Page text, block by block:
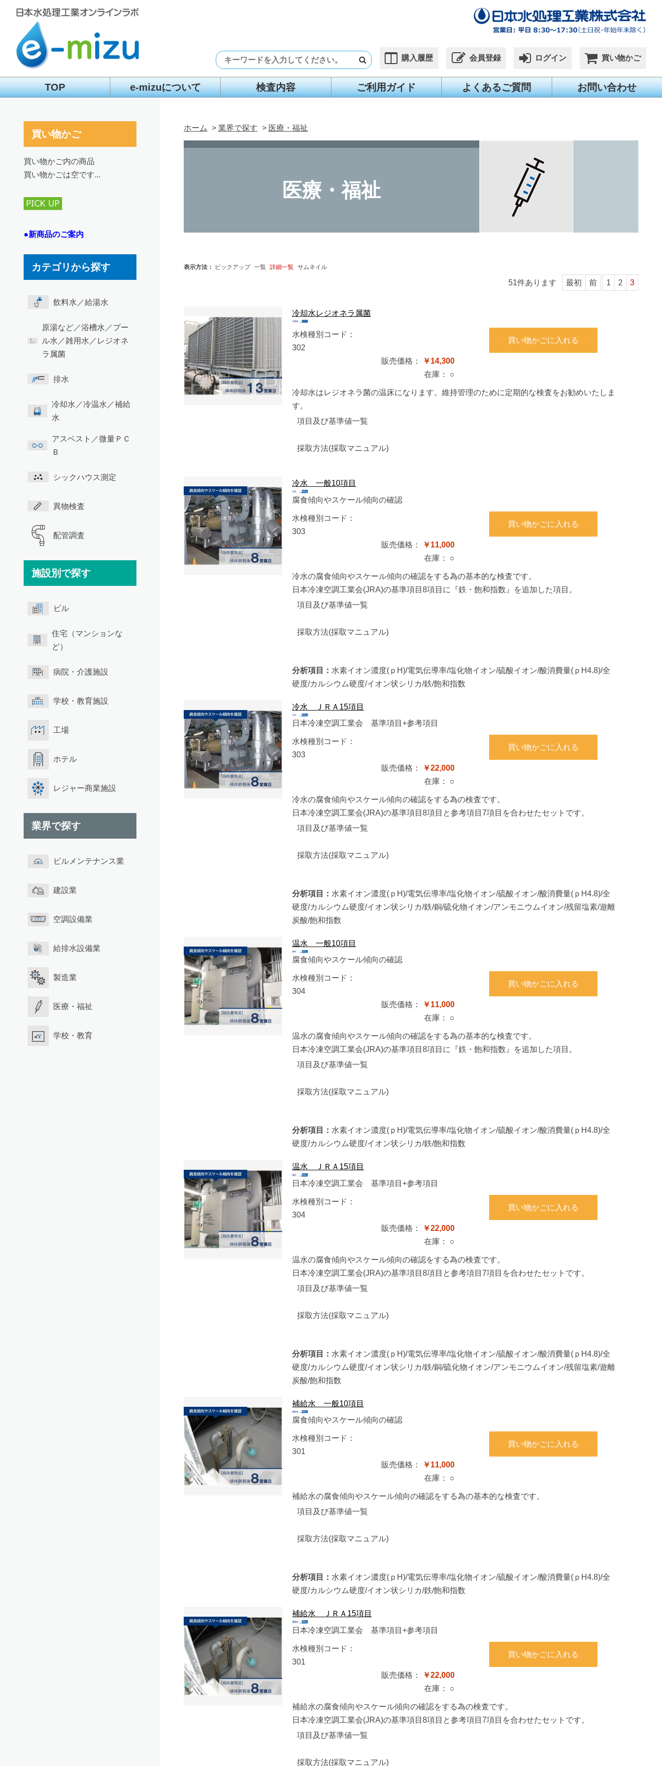
購入履歴 会員登録 ログイン 買い物かご
TOP e-mizuについて 検査内容 ご利用ガイド よくあるご質問 お問い合わせ
買い物かご
買い物かご内の商品
買い物かごは空です...
●新商品のご案内
カテゴリから探す
飲料水／給湯水
原湯など／浴槽水／プー
ル水／雑用水／レジオネ
ラ属菌
排水
冷却水／冷温水／補給
水
アスベスト／微量ＰＣ
Ｂ
シックハウス測定
異物検査
配管調査
施設別で探す
ビル
住宅（マンションな
ど）
病院・介護施設
学校・教育施設
工場
ホテル
レジャー商業施設
業界で探す
ビルメンテナンス業
建設業
空調設備業
給排水設備業
製造業
医療・福祉
学校・教育
ホーム > 業界で探す > 医療・福祉
医療・福祉
表示方法： ピックアップ 一覧 詳細一覧 サムネイル
51件あります 最初 前 1 2 3
冷却水レジオネラ属菌
水検種別コード：
302
販売価格：
￥14,300
在庫：
○
買い物かごに入れる
冷却水はレジオネラ菌の温床になります。維持管理のために定期的な検査をお勧めいたしま
す。
項目及び基準値一覧
採取方法(採取マニュアル)
冷水 一般10項目
腐食傾向やスケール傾向の確認
水検種別コード：
303
販売価格：
￥11,000
在庫：
○
買い物かごに入れる
冷水の腐食傾向やスケール傾向の確認をする為の基本的な検査です。
日本冷凍空調工業会(JRA)の基準項目8項目に『鉄・飽和指数』を追加した項目。
項目及び基準値一覧
採取方法(採取マニュアル)
分析項目： 水素イオン濃度(ｐH)/電気伝導率/塩化物イオン/硫酸イオン/酸消費量(ｐH4.8)/全
硬度/カルシウム硬度/イオン状シリカ/鉄/飽和指数
冷水 ＪＲＡ15項目
日本冷凍空調工業会 基準項目+参考項目
水検種別コード：
303
販売価格：
￥22,000
在庫：
○
買い物かごに入れる
冷水の腐食傾向やスケール傾向の確認をする為の検査です。
日本冷凍空調工業会(JRA)の基準項目8項目と参考項目7項目を合わせたセットです。
項目及び基準値一覧
採取方法(採取マニュアル)
分析項目： 水素イオン濃度(ｐH)/電気伝導率/塩化物イオン/硫酸イオン/酸消費量(ｐH4.8)/全
硬度/カルシウム硬度/イオン状シリカ/鉄/銅/硫化物イオン/アンモニウムイオン/残留塩素/遊離
炭酸/飽和指数
温水 一般10項目
腐食傾向やスケール傾向の確認
水検種別コード：
304
販売価格：
￥11,000
在庫：
○
買い物かごに入れる
温水の腐食傾向やスケール傾向の確認をする為の基本的な検査です。
日本冷凍空調工業会(JRA)の基準項目8項目に『鉄・飽和指数』を追加した項目。
項目及び基準値一覧
採取方法(採取マニュアル)
分析項目： 水素イオン濃度(ｐH)/電気伝導率/塩化物イオン/硫酸イオン/酸消費量(ｐH4.8)/全
硬度/カルシウム硬度/イオン状シリカ/鉄/飽和指数
温水 ＪＲＡ15項目
日本冷凍空調工業会 基準項目+参考項目
水検種別コード：
304
販売価格：
￥22,000
在庫：
○
買い物かごに入れる
温水の腐食傾向やスケール傾向の確認をする為の検査です。
日本冷凍空調工業会(JRA)の基準項目8項目と参考項目7項目を合わせたセットです。
項目及び基準値一覧
採取方法(採取マニュアル)
分析項目： 水素イオン濃度(ｐH)/電気伝導率/塩化物イオン/硫酸イオン/酸消費量(ｐH4.8)/全
硬度/カルシウム硬度/イオン状シリカ/鉄/銅/硫化物イオン/アンモニウムイオン/残留塩素/遊離
炭酸/飽和指数
補給水 一般10項目
腐食傾向やスケール傾向の確認
水検種別コード：
301
販売価格：
￥11,000
在庫：
○
買い物かごに入れる
補給水の腐食傾向やスケール傾向の確認をする為の基本的な検査です。
項目及び基準値一覧
採取方法(採取マニュアル)
分析項目： 水素イオン濃度(ｐH)/電気伝導率/塩化物イオン/硫酸イオン/酸消費量(ｐH4.8)/全
硬度/カルシウム硬度/イオン状シリカ/鉄/飽和指数
補給水 ＪＲＡ15項目
日本冷凍空調工業会 基準項目+参考項目
水検種別コード：
301
販売価格：
￥22,000
在庫：
○
買い物かごに入れる
補給水の腐食傾向やスケール傾向の確認をする為の検査です。
日本冷凍空調工業会(JRA)の基準項目8項目と参考項目7項目を合わせたセットです。
項目及び基準値一覧
採取方法(採取マニュアル)